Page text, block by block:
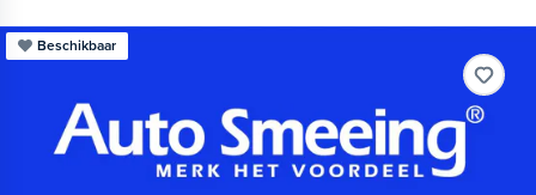
Beschikbaar